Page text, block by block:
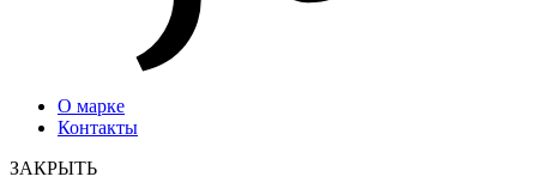
О марке
Контакты
ЗАКРЫТЬ